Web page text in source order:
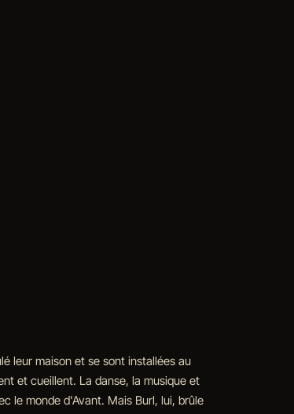
leur maison et se sont installées au
et cueillent. La danse, la musique et
le monde d'Avant. Mais Burl, lui, brûle